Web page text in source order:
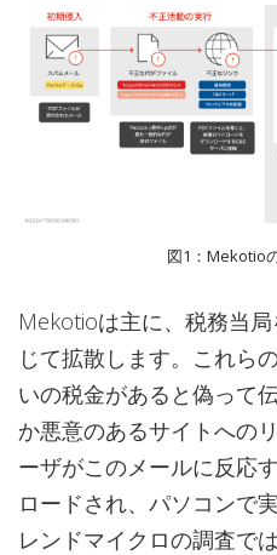
図1：Mekotio
Mekotioは主に、税務当
じて拡散します。これら
いの税金があると偽って
か悪意のあるサイトへの
ーザがこのメールに反応
ロードされ、パソコンで
レンドマイクロの調査で